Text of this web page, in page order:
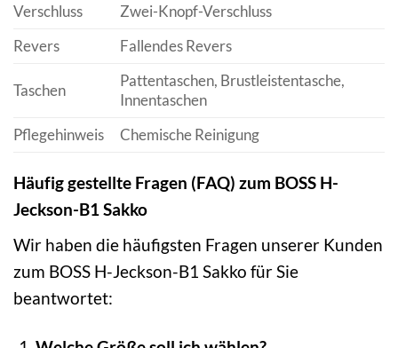
Verschluss
Zwei-Knopf-Verschluss
Revers
Fallendes Revers
Taschen
Pattentaschen, Brustleistentasche,
Innentaschen
Pflegehinweis
Chemische Reinigung
Häufig gestellte Fragen (FAQ) zum BOSS H-
Jeckson-B1 Sakko
Wir haben die häufigsten Fragen unserer Kunden
zum BOSS H-Jeckson-B1 Sakko für Sie
beantwortet: